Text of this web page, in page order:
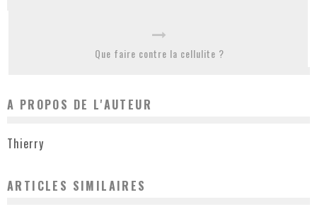
Que faire contre la cellulite ?
A PROPOS DE L'AUTEUR
Thierry
ARTICLES SIMILAIRES